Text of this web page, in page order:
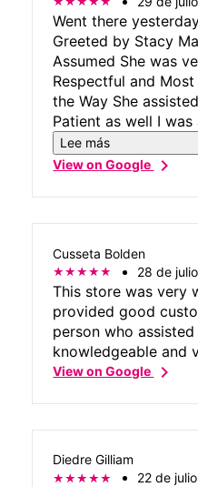
Went there
Greeted by Stacy
Assumed She was very Polite and
Respectful and
the Way She
Patient as well I
some Vital
Lee más
View on Googlechevron_right
Cusseta Bolden
28 de
This store was very
provided good
person who
knowledgeable and
View on Googlechevron_right
Diedre Gilliam
22 de